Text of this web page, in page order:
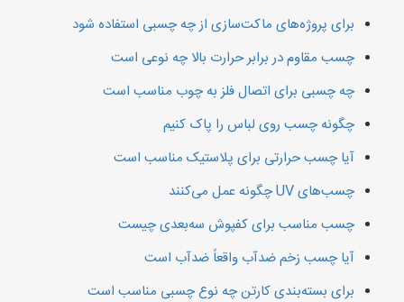
برای پروژه‌های ماکت‌سازی از چه چسبی استفاده شود
چسب مقاوم در برابر حرارت بالا چه نوعی است
چه چسبی برای اتصال فلز به چوب مناسب است
چگونه چسب روی لباس را پاک کنیم
آیا چسب حرارتی برای پلاستیک مناسب است
چسب‌های UV چگونه عمل می‌کنند
چسب مناسب برای کفپوش سه‌بعدی چیست
آیا چسب زخم ضدآب واقعاً ضدآب است
برای بسته‌بندی کارتن چه نوع چسبی مناسب است